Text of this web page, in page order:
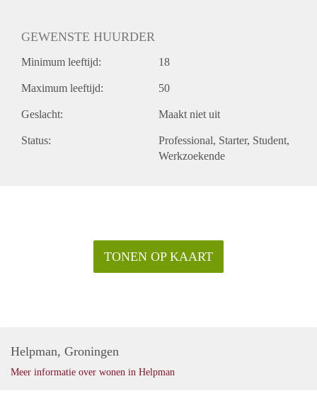
GEWENSTE HUURDER
Minimum leeftijd: 18
Maximum leeftijd: 50
Geslacht: Maakt niet uit
Status: Professional Starter Student
Werkzoekende
TONEN OP KAART
Helpman, Groningen
Meer informatie over wonen in Helpman